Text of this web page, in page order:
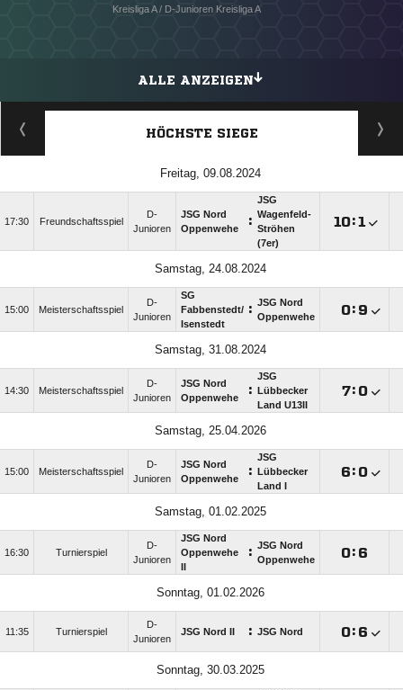
Kreisliga A / D-Junioren Kreisliga A
ALLE ANZEIGEN
HÖCHSTE SIEGE
Freitag, 09.08.2024
17:30 Freundschaftsspiel
D-
Junioren
JSG Nord
Oppenwehe
:
JSG
Wagenfeld-
Ströhen
(7er)
:
Samstag, 24.08.2024
15:00 Meisterschaftsspiel
D-
Junioren
SG
Fabbenstedt/​
Isenstedt
: JSG Nord
Oppenwehe
: 
Samstag, 31.08.2024
14:30 Meisterschaftsspiel
D-
Junioren
JSG Nord
Oppenwehe
:
JSG
Lübbecker
Land U13II
: 
Samstag, 25.04.2026
15:00 Meisterschaftsspiel
D-
Junioren
JSG Nord
Oppenwehe
:
JSG
Lübbecker
Land I
: 
Samstag, 01.02.2025
16:30 Turnierspiel
D-
Junioren
JSG Nord
Oppenwehe
: JSG Nord
Oppenwehe
: 
Sonntag, 01.02.2026
11:35 Turnierspiel
D-
Junioren
JSG Nord II : JSG Nord : 
Sonntag, 30.03.2025